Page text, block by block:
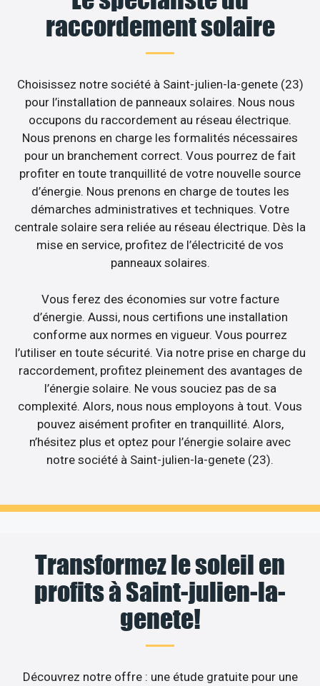
raccordement solaire
Choisissez notre société à Saint-julien-la-genete (23)
pour l’installation de panneaux solaires. Nous nous
occupons du raccordement au réseau électrique.
Nous prenons en charge les formalités nécessaires
pour un branchement correct. Vous pourrez de fait
profiter en toute tranquillité de votre nouvelle source
d’énergie. Nous prenons en charge de toutes les
démarches administratives et techniques. Votre
centrale solaire sera reliée au réseau électrique. Dès la
mise en service, profitez de l’électricité de vos
panneaux solaires.
Vous ferez des économies sur votre facture
d’énergie. Aussi, nous certifions une installation
conforme aux normes en vigueur. Vous pourrez
l’utiliser en toute sécurité. Via notre prise en charge du
raccordement, profitez pleinement des avantages de
l’énergie solaire. Ne vous souciez pas de sa
complexité. Alors, nous nous employons à tout. Vous
pouvez aisément profiter en tranquillité. Alors,
n’hésitez plus et optez pour l’énergie solaire avec
notre société à Saint-julien-la-genete (23).
Transformez le soleil en
profits à Saint-julien-la-
genete!
Découvrez notre offre : une étude gratuite pour une